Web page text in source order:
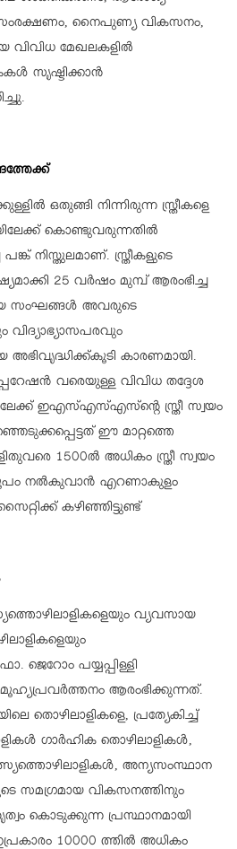
സംരക്ഷണം, നൈപുണ്യ വികസനം,
വിവിധ മേഖലകളില്‍
സൃഷ്ടിക്കാന്‍
ഒതുങ്ങി നിന്നിരുന്ന സ്ത്രീകളെ
കൊണ്ടുവരുന്നതില്‍
നിസ്തുലമാണ്. സ്ത്രീകളുടെ
25 വര്‍ഷം മുമ്പ് ആരംഭിച്ച
സംഘങ്ങള്‍ അവരുടെ
വിദ്യാഭ്യാസപരവും
കാരണമായി.
വരെയുള്ള വിവിധ തദ്ദേശ
ഇഎസ്എസ്എസ്‌ന്റെ സ്ത്രീ സ്വയം
ഈ മാറ്റത്തെ
1500ല്‍ അധികം സ്ത്രീ സ്വയം
നല്‍കുവാന്‍ എറണാകുളം
കഴിഞ്ഞിട്ടുണ്ട്
വ്യവസായ
ജെറോം പയ്യപ്പിള്ളി
ആരംഭിക്കുന്നത്.
തൊഴിലാളികളെ, പ്രത്യേകിച്ച്
ഗാര്‍ഹിക തൊഴിലാളികള്‍,
അന്യസംസ്ഥാന
സമഗ്രമായ വികസനത്തിനും
കൊടുക്കുന്ന പ്രസ്ഥാനമായി
10000 ത്തില്‍ അധികം